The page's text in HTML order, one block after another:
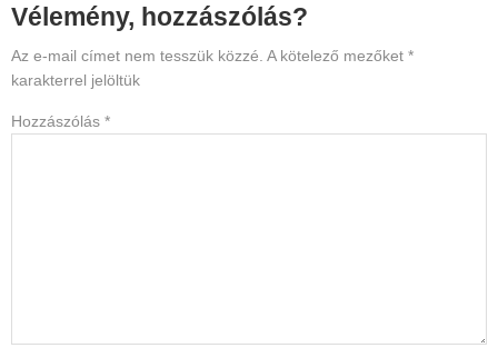
Reader
Interactions
Vélemény, hozzászólás?
Az e-mail címet nem tesszük közzé. A kötelező mezőket *
karakterrel jelöltük
Hozzászólás *